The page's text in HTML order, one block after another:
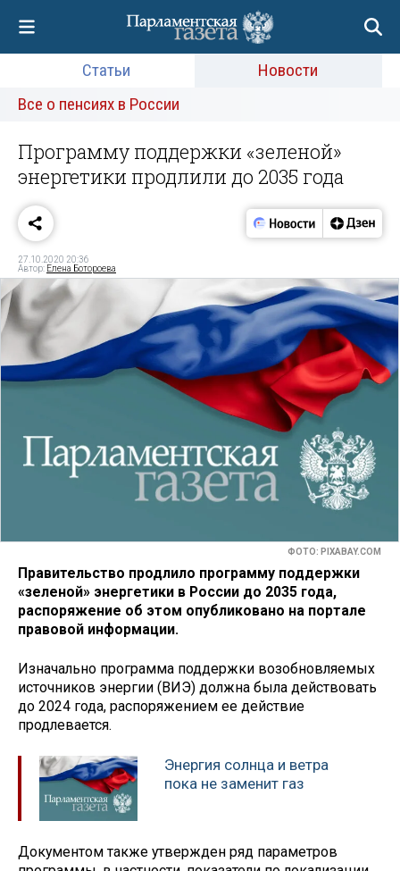
Статьи
Новости
Все о пенсиях в России
Программу поддержки «зеленой»
энергетики продлили до 2035 года
27.10.2020 20:36
Автор: Елена Ботороева
ФОТО: PIXABAY.COM
Правительство продлило программу поддержки
«зеленой» энергетики в России до 2035 года,
распоряжение об этом опубликовано на портале
правовой информации.
Изначально программа поддержки возобновляемых
источников энергии (ВИЭ) должна была действовать
до 2024 года, распоряжением ее действие
продлевается.
Энергия солнца и ветра
пока не заменит газ
Документом также утвержден ряд параметров